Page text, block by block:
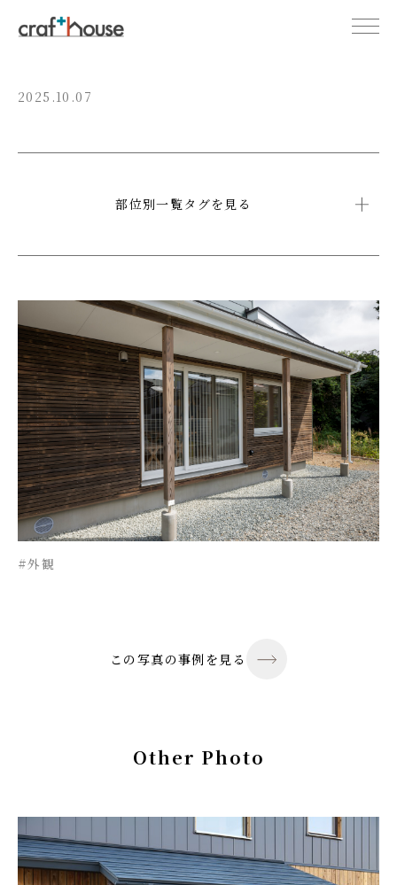
2025.10.07
部位別一覧タグを見る
#外観
この写真の事例を見る
Other Photo